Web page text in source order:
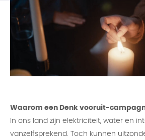
Waarom een Denk vooruit-
In ons land zijn elektriciteit, water en
vanzelfsprekend. Toch kunnen